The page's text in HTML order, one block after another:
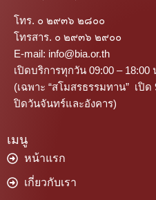
โทร. ๐ ๒๙๓๖ ๒๘๐๐
โทรสาร. ๐ ๒๙๓๖ ๒๙๐๐
E-mail: info@bia.or.th
เปิดบริการทุกวัน 09:00 – 18:00
(เฉพาะ “สโมสรธรรมทาน” เปิด
ปิดวันจันทร์และอังคาร)
เมนู
หน้าแรก
เกี่ยวกับเรา